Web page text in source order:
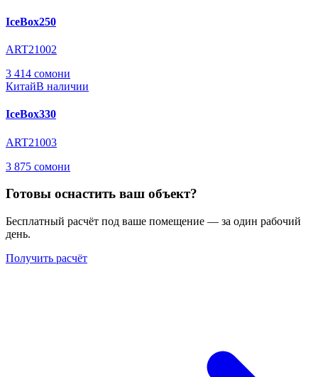
IceBox250
ART21002
3 414 сомони
КитайВ наличии
IceBox330
ART21003
3 875 сомони
Готовы оснастить ваш объект?
Бесплатный расчёт под ваше помещение — за один рабочий
день.
Получить расчёт